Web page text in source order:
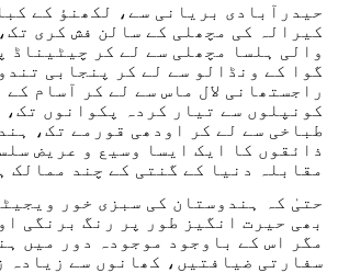
حیدرآبادی بریانی سے، لکھنؤ کے
کیرالہ کی مچھلی کے سالن فش کری
والی ہلسا مچھلی سے لے کر چیٹیناڈ
گوا کے ونڈالو سے لے کر پنجابی
راجستھانی لال ماس سے لے کر آسام کے
کونپلوں سے تیار کردہ پکوانوں تک،
طباخی سے لے کر اودھی قورمے تک،
ذائقوں کا ایک ایسا وسیع و عریض
مقابلہ دنیا کے گنتی کے چند ممالک
حتیٰ کہ ہندوستان کی سبزی خور
بھی حیرت انگیز طور پر رنگ برنگی
مگر اس کے باوجود موجودہ دور میں
سفارتی ضیافتیں، کھانوں سے زیادہ